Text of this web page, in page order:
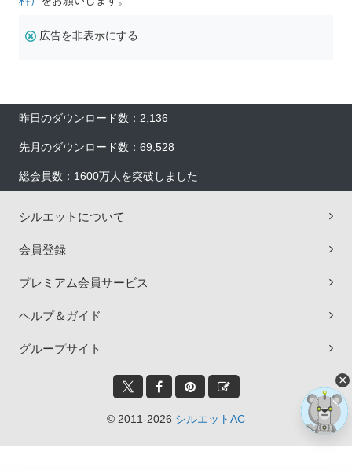
広告を非表示にする
昨日のダウンロード数：2,136
先月のダウンロード数：69,528
総会員数：1600万人を突破しました
シルエットについて
会員登録
プレミアム会員サービス
ヘルプ＆ガイド
グループサイト
© 2011-2026 シルエットAC
×